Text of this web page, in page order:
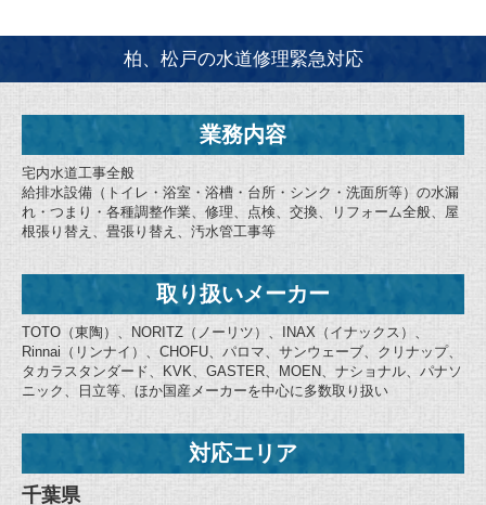
柏、松戸の水道修理緊急対応
業務内容
宅内水道工事全般
給排水設備（トイレ・浴室・浴槽・台所・シンク・洗面所等）の水漏
れ・つまり・各種調整作業、修理、点検、交換、リフォーム全般、屋
根張り替え、畳張り替え、汚水管工事等
取り扱いメーカー
TOTO（東陶）、NORITZ（ノーリツ）、INAX（イナックス）、
Rinnai（リンナイ）、CHOFU、パロマ、サンウェーブ、クリナップ、
タカラスタンダード、KVK、GASTER、MOEN、ナショナル、パナソ
ニック、日立等、ほか国産メーカーを中心に多数取り扱い
対応エリア
千葉県